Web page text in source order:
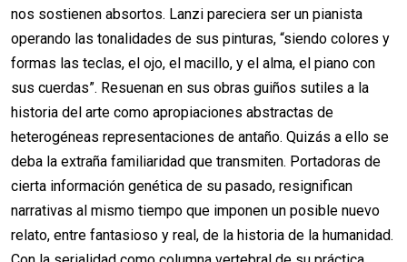
nos sostienen absortos. Lanzi pareciera ser un pianista
operando las tonalidades de sus pinturas, “siendo colores y
formas las teclas, el ojo, el macillo, y el alma, el piano con
sus cuerdas”. Resuenan en sus obras guiños sutiles a la
historia del arte como apropiaciones abstractas de
heterogéneas representaciones de antaño. Quizás a ello se
deba la extraña familiaridad que transmiten. Portadoras de
cierta información genética de su pasado, resignifican
narrativas al mismo tiempo que imponen un posible nuevo
relato, entre fantasioso y real, de la historia de la humanidad.